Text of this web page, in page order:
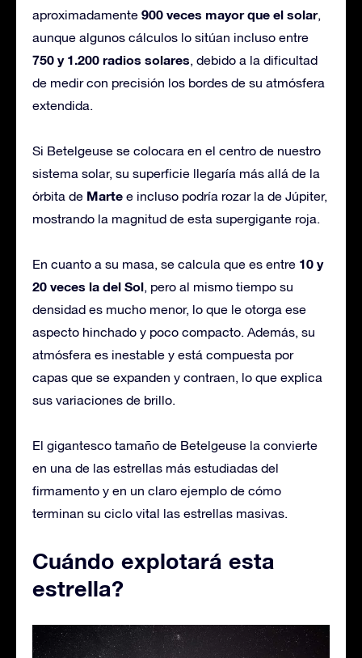
aproximadamente 900 veces mayor que el solar,
aunque algunos cálculos lo sitúan incluso entre
750 y 1.200 radios solares, debido a la dificultad
de medir con precisión los bordes de su atmósfera
extendida.
Si Betelgeuse se colocara en el centro de nuestro
sistema solar, su superficie llegaría más allá de la
órbita de Marte e incluso podría rozar la de Júpiter,
mostrando la magnitud de esta supergigante roja.
En cuanto a su masa, se calcula que es entre 10 y
20 veces la del Sol, pero al mismo tiempo su
densidad es mucho menor, lo que le otorga ese
aspecto hinchado y poco compacto. Además, su
atmósfera es inestable y está compuesta por
capas que se expanden y contraen, lo que explica
sus variaciones de brillo.
El gigantesco tamaño de Betelgeuse la convierte
en una de las estrellas más estudiadas del
firmamento y en un claro ejemplo de cómo
terminan su ciclo vital las estrellas masivas.
Cuándo explotará esta
estrella?